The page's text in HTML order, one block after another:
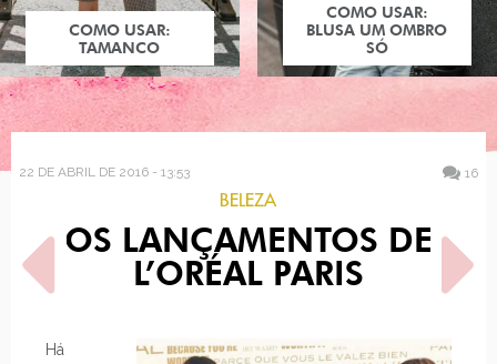
COMO USAR:
TAMANCO
COMO USAR:
BLUSA UM OMBRO
SÓ
22 DE ABRIL DE 2016 - 13:53 16
BELEZA
OS LANÇAMENTOS DE
L’ORÉAL PARIS
Há